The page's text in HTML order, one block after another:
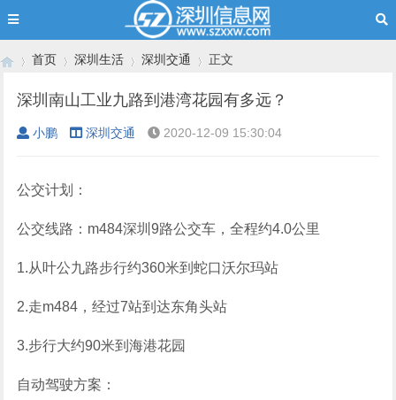
›
首页
›
深圳生活
›
深圳交通
›
正文
深圳南山工业九路到港湾花园有多远？
小鹏 深圳交通 2020-12-09 15:30:04
公交计划：
公交线路：m484深圳9路公交车，全程约4.0公里
1.从叶公九路步行约360米到蛇口沃尔玛站
2.走m484，经过7站到达东角头站
3.步行大约90米到海港花园
自动驾驶方案：